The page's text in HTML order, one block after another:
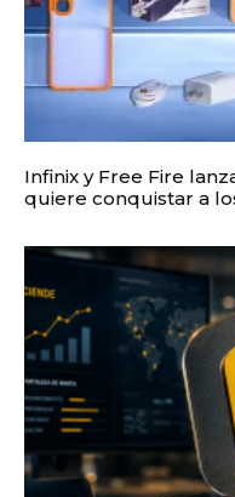
Infinix y Free Fire
quiere conquistar a